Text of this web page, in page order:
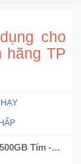
cho
hãng TP
Tím -